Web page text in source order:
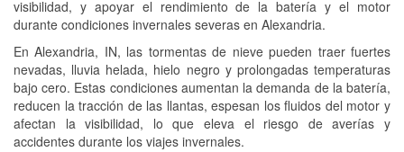
visibilidad, y apoyar el rendimiento de la batería y el motor
durante condiciones invernales severas en Alexandria.
En Alexandria, IN, las tormentas de nieve pueden traer fuertes
nevadas, lluvia helada, hielo negro y prolongadas temperaturas
bajo cero. Estas condiciones aumentan la demanda de la batería,
reducen la tracción de las llantas, espesan los fluidos del motor y
afectan la visibilidad, lo que eleva el riesgo de averías y
accidentes durante los viajes invernales.
Instalación de limpiaparabrisas
Programa de Préstamo de
Herramientas
Rectificación de tambores y discos de
freno